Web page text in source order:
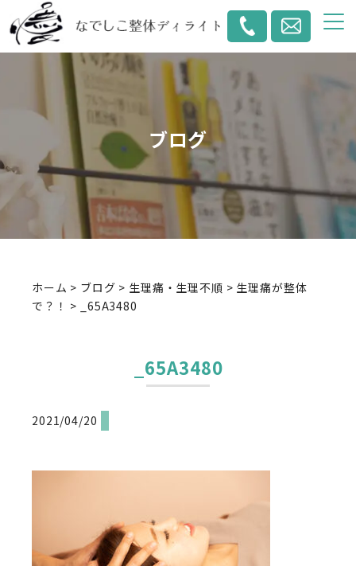
ブログ
ホーム > ブログ > 生理痛・生理不順 > 生理痛が整体
で？！ > _65A3480
_65A3480
2021/04/20